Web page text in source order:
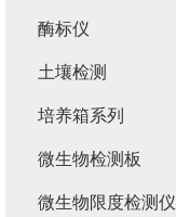
酶标仪
土壤检测
培养箱系列
微生物检测板
微生物限度检测仪